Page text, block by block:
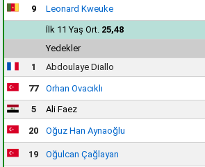
9
Leonard Kweuke
İlk 11 Yaş Ort. 25,48
Yedekler
1
Abdoulaye Diallo
77
Orhan Ovacıklı
5
Ali Faez
20 Oğuz Han Aynaoğlu
19
Oğulcan Çağlayan